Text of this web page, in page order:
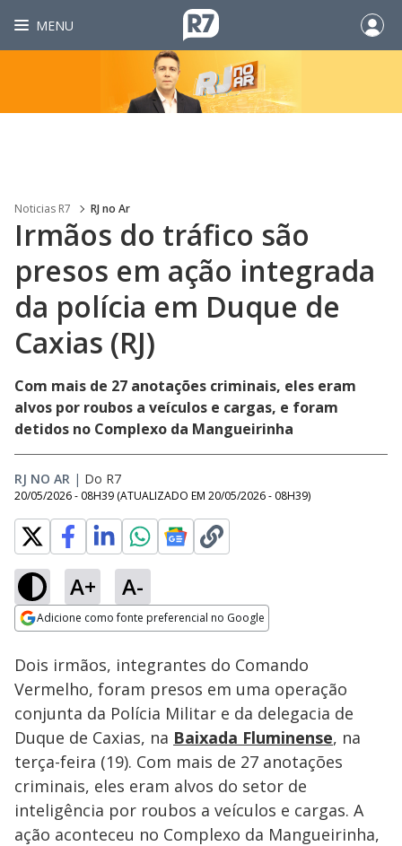
MENU
Noticias R7 RJ no Ar
Irmãos do tráfico são
presos em ação integrada
da polícia em Duque de
Caxias (RJ)
Com mais de 27 anotações criminais, eles eram
alvos por roubos a veículos e cargas, e foram
detidos no Complexo da Mangueirinha
RJ NO AR | Do R7
20/05/2026 - 08H39 (ATUALIZADO EM 20/05/2026 - 08H39)
A+ A-
Adicione como fonte preferencial no Google
Ativar
Loaded:
45.56%
Dois irmãos, integrantes do Comando
Vermelho, foram presos em uma operação
conjunta da Polícia Militar e da delegacia de
Duque de Caxias, na Baixada Fluminense, na
terça-feira (19). Com mais de 27 anotações
criminais, eles eram alvos do setor de
inteligência por roubos a veículos e cargas. A
ação aconteceu no Complexo da Mangueirinha,